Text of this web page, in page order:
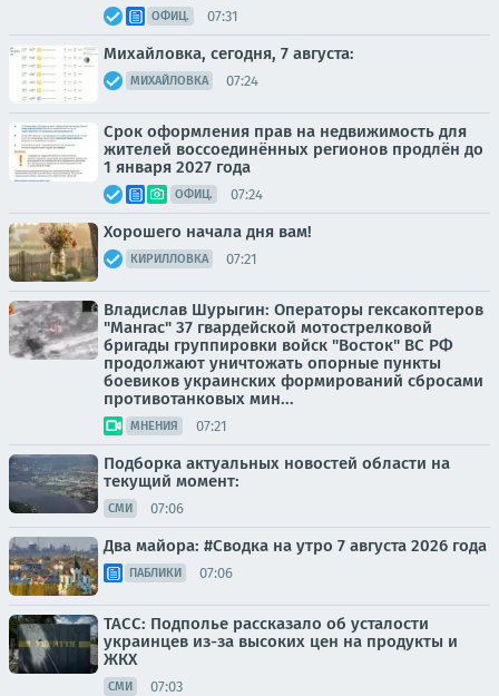
ОФИЦ. 07:31
Михайловка, сегодня, 7 августа:
МИХАЙЛОВКА 07:24
Срок оформления прав на недвижимость для
жителей воссоединённых регионов продлён до
1 января 2027 года
ОФИЦ. 07:24
Хорошего начала дня вам!
КИРИЛЛОВКА 07:21
Владислав Шурыгин: Операторы гексакоптеров
"Мангас" 37 гвардейской мотострелковой
бригады группировки войск "Восток" ВС РФ
продолжают уничтожать опорные пункты
боевиков украинских формирований сбросами
противотанковых мин...
МНЕНИЯ 07:21
Подборка актуальных новостей области на
текущий момент:
СМИ 07:06
Два майора: #Сводка на утро 7 августа 2026 года
ПАБЛИКИ 07:06
ТАСС: Подполье рассказало об усталости
украинцев из-за высоких цен на продукты и
ЖКХ
СМИ 07:03